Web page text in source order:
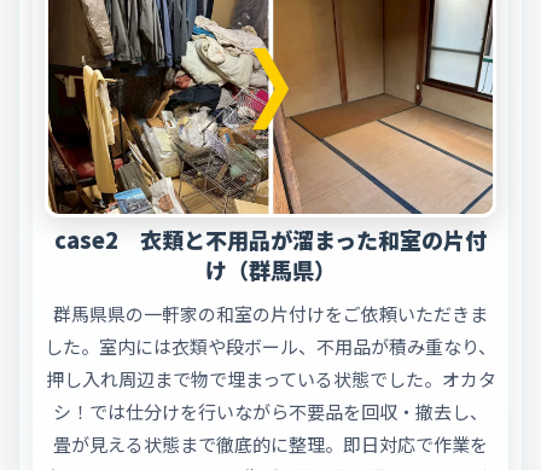
case2 衣類と不用品が溜まった和室の片付
け（群馬県）
群馬県県の一軒家の和室の片付けをご依頼いただきま
した。室内には衣類や段ボール、不用品が積み重なり、
押し入れ周辺まで物で埋まっている状態でした。オカタ
シ！では仕分けを行いながら不要品を回収・撤去し、
畳が見える状態まで徹底的に整理。即日対応で作業を